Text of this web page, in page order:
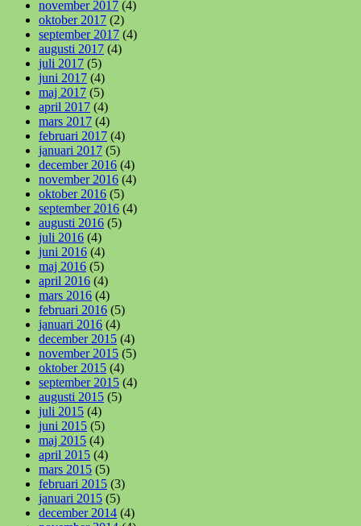
november 2017 (4)
oktober 2017 (2)
september 2017 (4)
augusti 2017 (4)
juli 2017 (5)
juni 2017 (4)
maj 2017 (5)
april 2017 (4)
mars 2017 (4)
februari 2017 (4)
januari 2017 (5)
december 2016 (4)
november 2016 (4)
oktober 2016 (5)
september 2016 (4)
augusti 2016 (5)
juli 2016 (4)
juni 2016 (4)
maj 2016 (5)
april 2016 (4)
mars 2016 (4)
februari 2016 (5)
januari 2016 (4)
december 2015 (4)
november 2015 (5)
oktober 2015 (4)
september 2015 (4)
augusti 2015 (5)
juli 2015 (4)
juni 2015 (5)
maj 2015 (4)
april 2015 (4)
mars 2015 (5)
februari 2015 (3)
januari 2015 (5)
december 2014 (4)